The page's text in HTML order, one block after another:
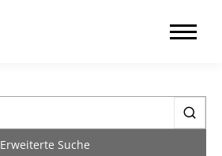
Erweiterte Suche